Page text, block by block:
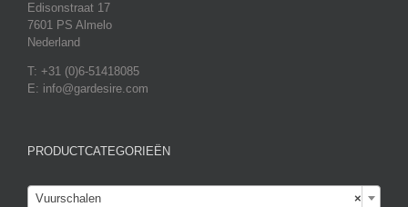
Edisonstraat 17
7601 PS Almelo
Nederland
T: +31 (0)6-51418085
E: info@gardesire.com
PRODUCTCATEGORIEËN
×
Vuurschalen